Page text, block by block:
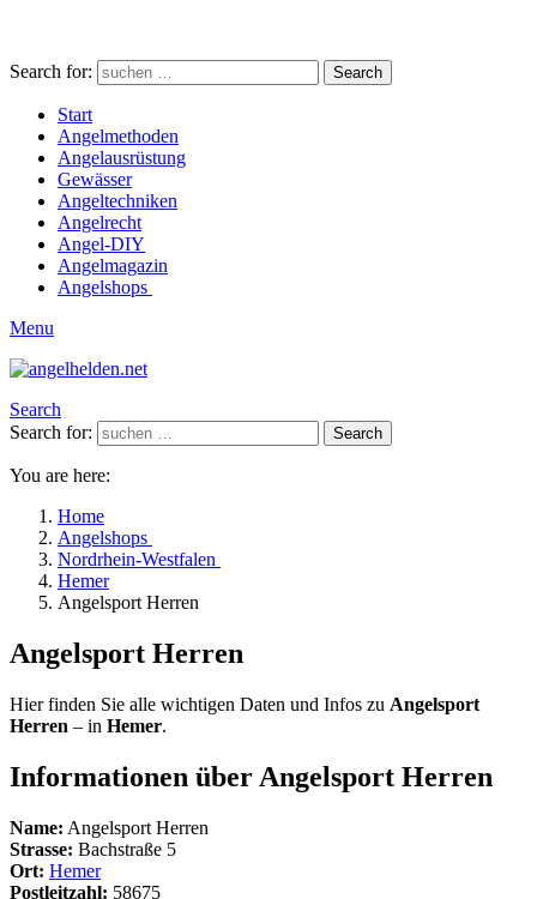
Search for: Search
Start
Angelmethoden
Angelausrüstung
Gewässer
Angeltechniken
Angelrecht
Angel-DIY
Angelmagazin
Angelshops
Menu
Search
Search for:
Search
You are here:
Home
Angelshops
Nordrhein-Westfalen
Hemer
Angelsport Herren
Angelsport Herren
Hier finden Sie alle wichtigen Daten und Infos zu Angelsport
Herren – in Hemer.
Informationen über Angelsport Herren
Name: Angelsport Herren
Strasse: Bachstraße 5
Ort: Hemer
Postleitzahl: 58675